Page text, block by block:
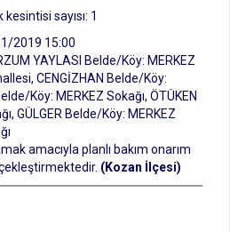
sayısı: 1
2019 15:00
YAYLASI Belde/Köy: MERKEZ
CENGİZHAN Belde/Köy:
Köy: MERKEZ Sokağı, ÖTÜKEN
GÜLGER Belde/Köy: MERKEZ
amacıyla planlı bakım onarım
(Kozan İlçesi)